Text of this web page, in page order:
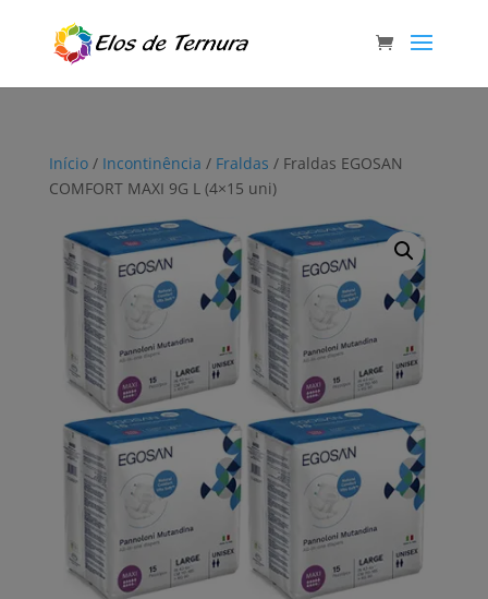
Início/ Incontinência / Fraldas / Fraldas EGOSAN
COMFORT MAXI 9G L (4×15 uni)